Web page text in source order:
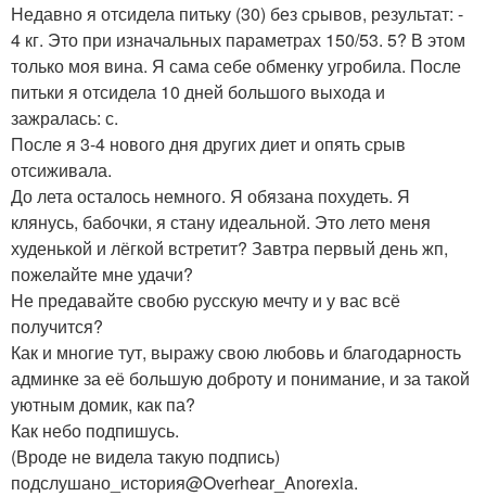
Недавно я отсидела питьку (30) без срывов, результат: -
4 кг. Это при изначальных параметрах 150/53. 5? В этом
только моя вина. Я сама себе обменку угробила. После
питьки я отсидела 10 дней большого выхода и
зажралась: с.
После я 3-4 нового дня других диет и опять срыв
отсиживала.
До лета осталось немного. Я обязана похудеть. Я
клянусь, бабочки, я стану идеальной. Это лето меня
худенькой и лёгкой встретит? Завтра первый день жп,
пожелайте мне удачи?
Не предавайте свобю русскую мечту и у вас всё
получится?
Как и многие тут, выражу свою любовь и благодарность
админке за её большую доброту и понимание, и за такой
уютным домик, как па?
Как небо подпишусь.
(Вроде не видела такую подпись)
подслушано_история@Overhear_Anorexia.